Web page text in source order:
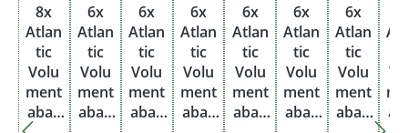
8x
Atlan
tic
Volu
ment
abak
6x
Atlan
tic
Volu
ment
abak
6x
Atlan
tic
Volu
ment
abak
6x
Atlan
tic
Volu
ment
abak
6x
Atlan
tic
Volu
ment
abak
6x
Atlan
tic
Volu
ment
abak
6x
Atlan
tic
Volu
ment
abak